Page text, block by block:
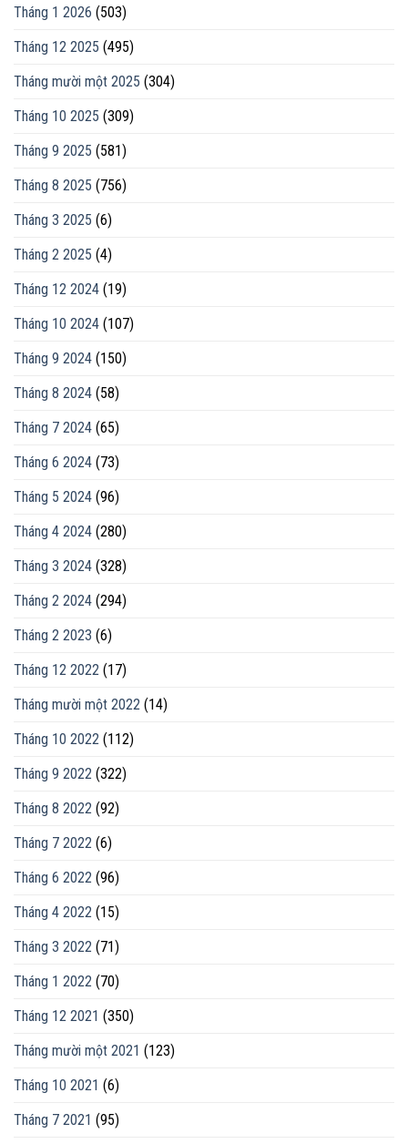
Tháng 1 2026 (503)
Tháng 12 2025 (495)
Tháng mười một 2025 (304)
Tháng 10 2025 (309)
Tháng 9 2025 (581)
Tháng 8 2025 (756)
Tháng 3 2025 (6)
Tháng 2 2025 (4)
Tháng 12 2024 (19)
Tháng 10 2024 (107)
Tháng 9 2024 (150)
Tháng 8 2024 (58)
Tháng 7 2024 (65)
Tháng 6 2024 (73)
Tháng 5 2024 (96)
Tháng 4 2024 (280)
Tháng 3 2024 (328)
Tháng 2 2024 (294)
Tháng 2 2023 (6)
Tháng 12 2022 (17)
Tháng mười một 2022 (14)
Tháng 10 2022 (112)
Tháng 9 2022 (322)
Tháng 8 2022 (92)
Tháng 7 2022 (6)
Tháng 6 2022 (96)
Tháng 4 2022 (15)
Tháng 3 2022 (71)
Tháng 1 2022 (70)
Tháng 12 2021 (350)
Tháng mười một 2021 (123)
Tháng 10 2021 (6)
Tháng 7 2021 (95)